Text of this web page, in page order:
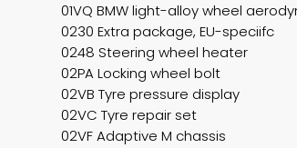
01VQ BMW light-alloy wheel
0230 Extra package, EU-speciifc
0248 Steering wheel heater
02PA Locking wheel bolt
02VB Tyre pressure display
02VC Tyre repair set
02VF Adaptive M chassis